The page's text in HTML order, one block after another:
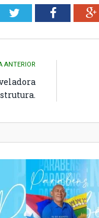
Twitter
ANTERIOR